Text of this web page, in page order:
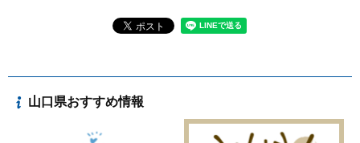
山口県おすすめ情報